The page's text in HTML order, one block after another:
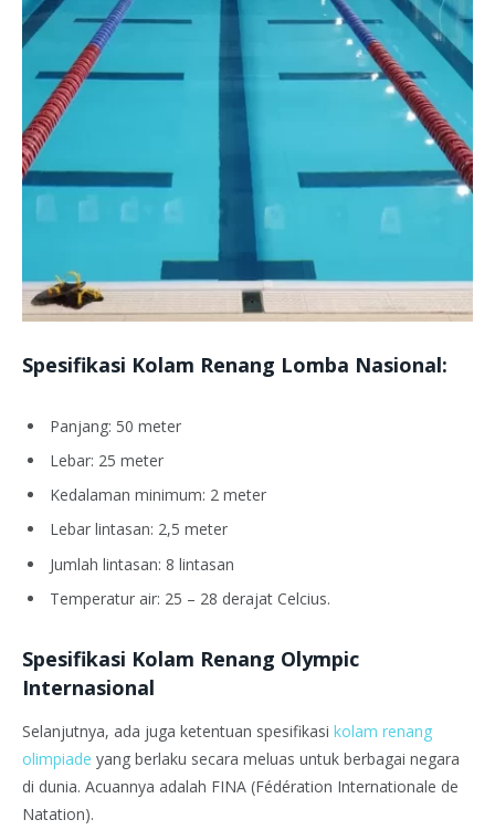
Spesifikasi Kolam Renang Lomba Nasional:
Panjang: 50 meter
Lebar: 25 meter
Kedalaman minimum: 2 meter
Lebar lintasan: 2,5 meter
Jumlah lintasan: 8 lintasan
Temperatur air: 25 – 28 derajat Celcius.
Spesifikasi Kolam Renang Olympic
Internasional
Selanjutnya, ada juga ketentuan spesifikasi kolam renang
olimpiade yang berlaku secara meluas untuk berbagai negara
di dunia. Acuannya adalah FINA (Fédération Internationale de
Natation).